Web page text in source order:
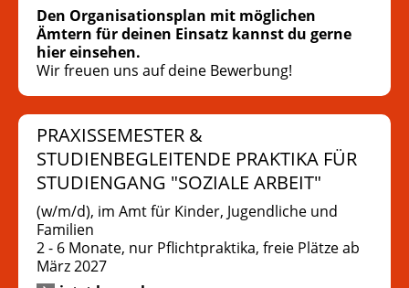
Den Organisationsplan mit möglichen
Ämtern für deinen Einsatz kannst du gerne
hier einsehen.
Wir freuen uns auf deine Bewerbung!
PRAXISSEMESTER &
STUDIENBEGLEITENDE PRAKTIKA FÜR
STUDIENGANG "SOZIALE ARBEIT"
(w/m/d), im Amt für Kinder, Jugendliche und
Familien
2 - 6 Monate, nur Pflichtpraktika, freie Plätze ab
März 2027